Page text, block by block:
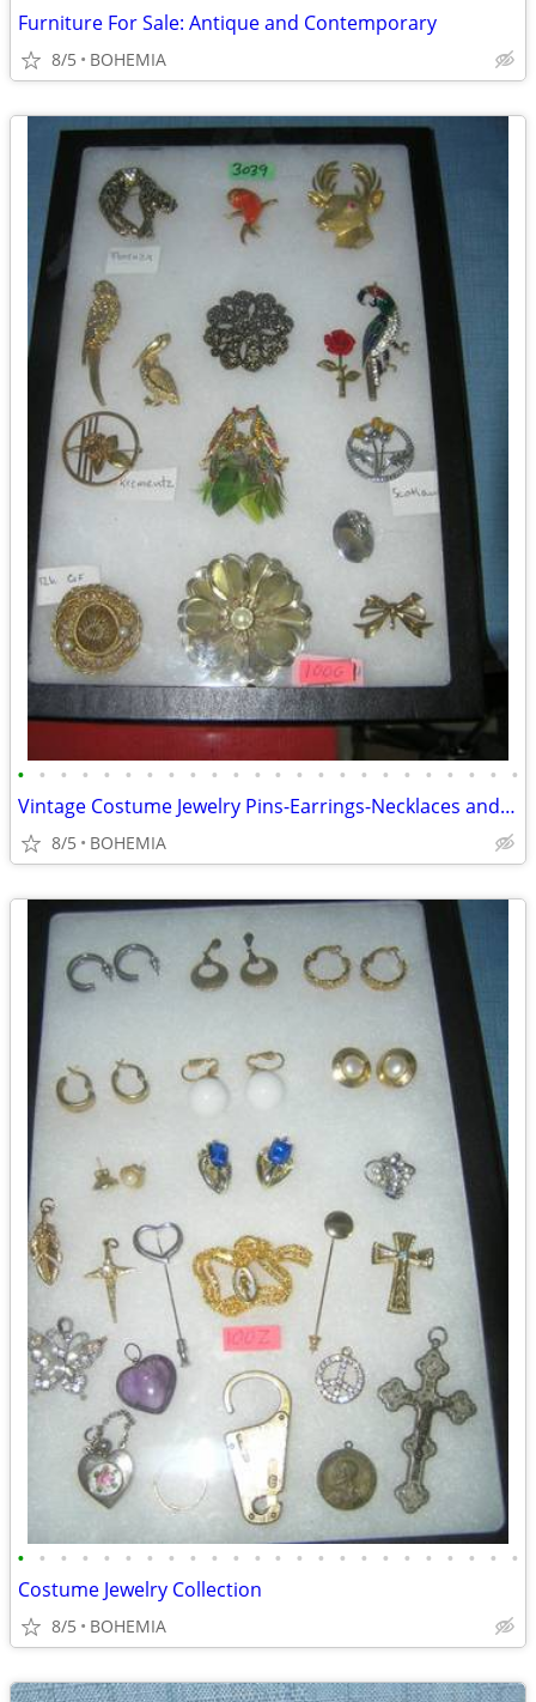
Furniture For Sale: Antique and Contemporary
8/5 BOHEMIA
• • • • • • • • • • • • • • • • • • • • • • • •
Vintage Costume Jewelry Pins-Earrings-Necklaces and more
8/5 BOHEMIA
• • • • • • • • • • • • • • • • • • • • • • • •
Costume Jewelry Collection
8/5 BOHEMIA